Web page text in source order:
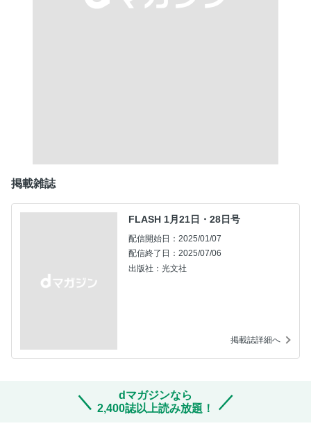
掲載雑誌
FLASH 1月21日・28日号
配信開始日：2025/01/07
配信終了日：2025/07/06
出版社：光文社
掲載誌詳細へ
dマガジンなら
2,400誌以上読み放題！